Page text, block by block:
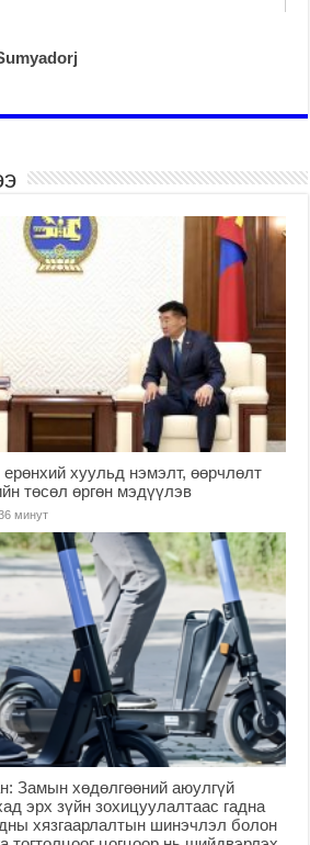
хуульд нэмэлт, өөрчлөлт
төсөл өргөн мэдүүлэв
минут
Замын хөдөлгөөний аюулгүй
эрх зүйн зохицуулалтаас гадна
хязгаарлалтын шинэчлэл болон